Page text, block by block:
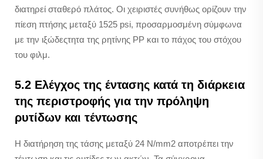
διατηρεί σταθερό πλάτος. Οι χειριστές συνήθως ορίζουν την
πίεση πτήσης μεταξύ 1525 psi, προσαρμοσμένη σύμφωνα
με την ιξώδεςτητα της ρητίνης PP και το πάχος του στόχου
του φιλμ.
5.2 Ελέγχος της έντασης κατά τη διάρκεια
της περιστροφής για την πρόληψη
ρυτίδων και τέντωσης
Η διατήρηση της τάσης μεταξύ 24 N/mm2 αποτρέπει την